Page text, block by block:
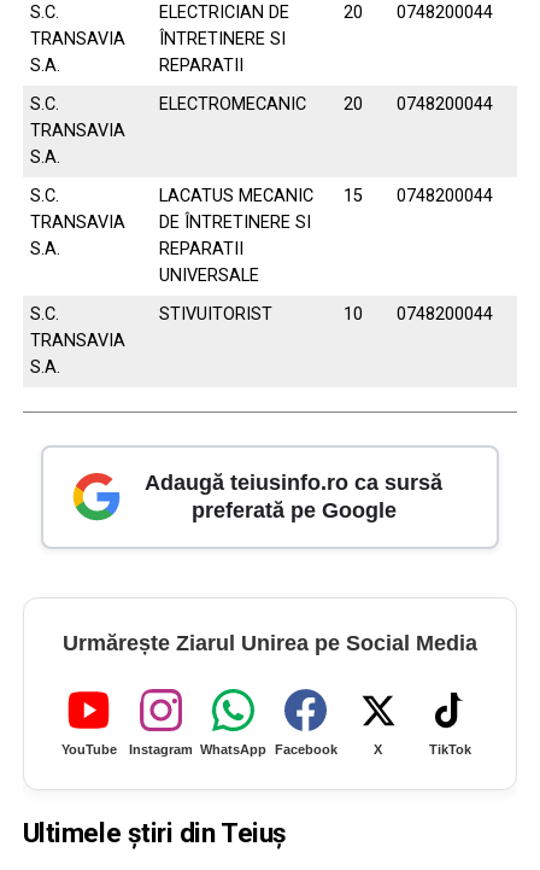
S.C.
TRANSAVIA
S.A.
ELECTRICIAN DE
ÎNTRETINERE SI
REPARATII
20 0748200044
S.C.
TRANSAVIA
S.A.
ELECTROMECANIC 20 0748200044
S.C.
TRANSAVIA
S.A.
LACATUS MECANIC
DE ÎNTRETINERE SI
REPARATII
UNIVERSALE
15 0748200044
S.C.
TRANSAVIA
S.A.
STIVUITORIST 10 0748200044
Adaugă teiusinfo.ro ca sursă
preferată pe Google
Urmărește Ziarul Unirea pe Social Media
YouTube Instagram WhatsApp Facebook X TikTok
Ultimele știri din Teiuș